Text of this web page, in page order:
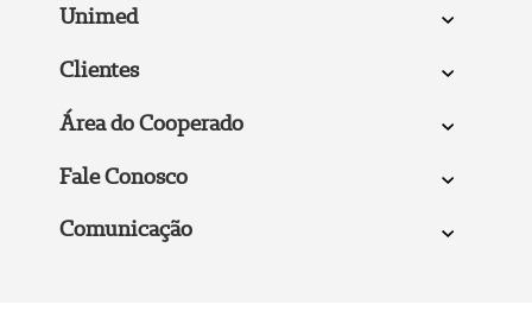
Unimed
Clientes
Área do Cooperado
Fale Conosco
Comunicação